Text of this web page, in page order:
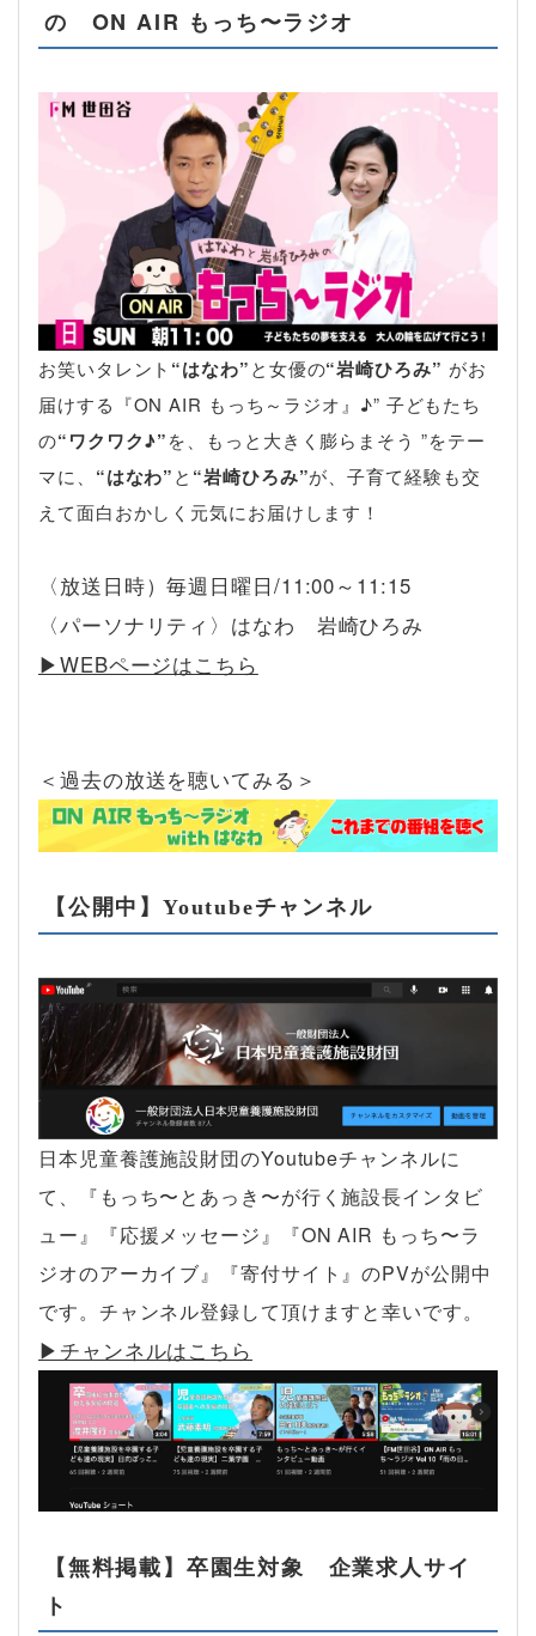
の ON AIR もっち〜ラジオ
お笑いタレント “はなわ”と女優の“岩崎ひろみ” がお
届けする『ON AIR もっち～ラジオ』♪” 子どもたち
の“ワクワク♪”を、もっと大きく膨らまそう ”をテー
マに、 “はなわ”と “岩崎ひろみ”が、子育て経験も交
えて面白おかしく元気にお届けします！
〈放送日時）毎週日曜日/11:00～11:15
〈パーソナリティ〉はなわ 岩崎ひろみ
▶︎WEBページはこちら
＜過去の放送を聴いてみる＞
【公開中】Youtubeチャンネル
日本児童養護施設財団のYoutubeチャンネルに
て、『もっち〜とあっき〜が行く施設長インタビ
ュー』『応援メッセージ』『ON AIR もっち〜ラ
ジオのアーカイブ』『寄付サイト』のPVが公開中
です。チャンネル登録して頂けますと幸いです。
▶︎チャンネルはこちら
【無料掲載】卒園生対象 企業求人サイ
ト